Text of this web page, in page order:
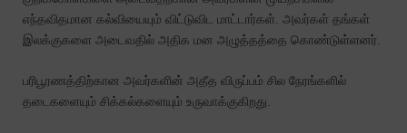
எந்தவிதமான கல்வியையும் விட்டுவிட மாட்டார்கள். அவர்கள் தங்கள்
இலக்குகளை அடைவதில் அதிக மன அழுத்தத்தை கொண்டுள்ளனர்
பரிபூரணத்திற்கான அவர்களின் அதீத விருப்பம் சில நேரங்களில்
தடைகளையும் சிக்கல்களையும் உருவாக்குகிறது.